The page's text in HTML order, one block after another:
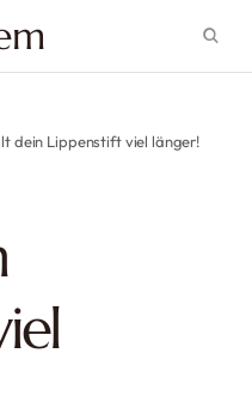
dein Lippenstift viel länger!